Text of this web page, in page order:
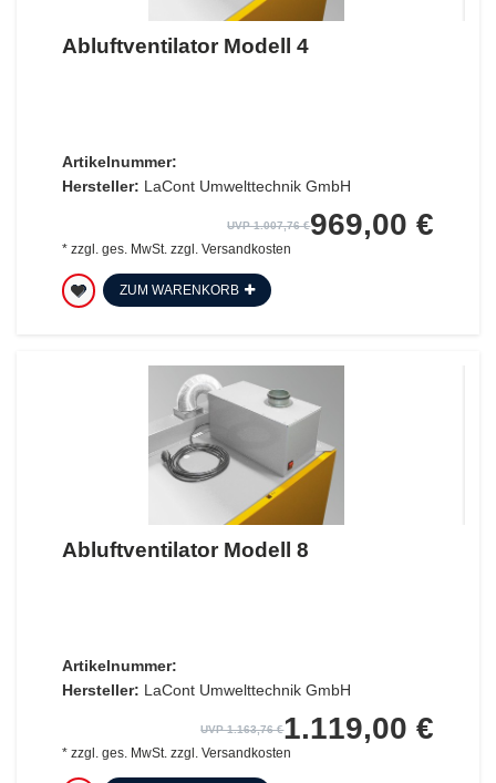
Abluftventilator Modell 4
Artikelnummer:
Hersteller: LaCont Umwelttechnik GmbH
UVP 1.007,76 €969,00 €
* zzgl. ges. MwSt. zzgl. Versandkosten
ZUM WARENKORB
Abluftventilator Modell 8
Artikelnummer:
Hersteller: LaCont Umwelttechnik GmbH
UVP 1.163,76 €1.119,00 €
* zzgl. ges. MwSt.zzgl. Versandkosten